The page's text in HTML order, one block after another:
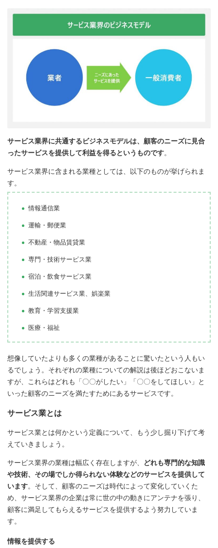
サービス業界に共通するビジネスモデルは、顧客のニーズに見合
ったサービスを提供して利益を得るというものです。
サービス業界に含まれる業種としては、以下のものが挙げられま
す。
情報通信業
運輸・郵便業
不動産・物品賃貸業
専門・技術サービス業
宿泊・飲食サービス業
生活関連サービス業、娯楽業
教育・学習支援業
医療・福祉
想像していたよりも多くの業種があることに驚いたという人もい
るでしょう。それぞれの業種についての解説は後ほどおこないま
すが、これらはどれも「〇〇がしたい」「〇〇をしてほしい」と
いった顧客のニーズを満たすためにあるサービスです。
サービス業とは
サービス業とは何かという定義について、もう少し掘り下げて考
えていきましょう。
サービス業界の業種は幅広く存在しますが、
どれも専門的な知識
や技術、その場でしか得られない体験などのサービスを提供して
います。そして、顧客のニーズは時代によって変化していくた
め、サービス業界の企業は常に世の中の動きにアンテナを張り、
顧客に満足してもらえるサービスを提供するよう努力していま
す。
情報を提供する